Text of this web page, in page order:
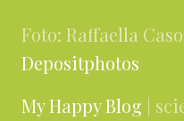
Foto: Raffaella
Depositphotos
My Happy Blog |